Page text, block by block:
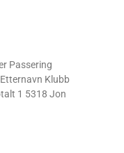
Passering
Klubb
1 5318 Jon